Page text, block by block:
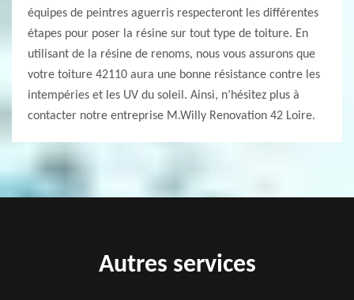
équipes de peintres aguerris respecteront les différentes
étapes pour poser la résine sur tout type de toiture. En
utilisant de la résine de renoms, nous vous assurons que
votre toiture 42110 aura une bonne résistance contre les
intempéries et les UV du soleil. Ainsi, n’hésitez plus à
contacter notre entreprise M.Willy Renovation 42 Loire.
Autres services